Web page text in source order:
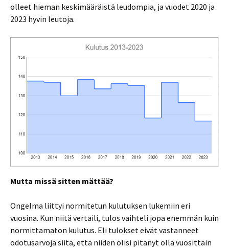
olleet hieman keskimääräistä leudompia, ja vuodet 2020 ja
2023 hyvin leutoja.
Mutta missä sitten mättää?
Ongelma liittyi normitetun kulutuksen lukemiin eri
vuosina. Kun niitä vertaili, tulos vaihteli jopa enemmän kuin
normittamaton kulutus. Eli tulokset eivät vastanneet
odotusarvoja siitä, että niiden olisi pitänyt olla vuosittain